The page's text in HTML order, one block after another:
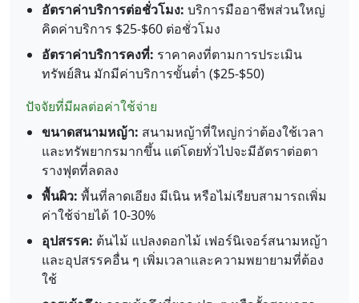
อัตราค่าบริการต่อชั่วโมง: บริการมืออาชีพส่วนใหญ่
คิดค่าบริการ $25-$60 ต่อชั่วโมง
อัตราค่าบริการคงที่: ราคาคงที่ตามการประเมิน
ทรัพย์สิน มักมีค่าบริการขั้นต่ำ ($25-$50)
ปัจจัยที่มีผลต่อค่าใช้จ่าย
ขนาดสนามหญ้า: สนามหญ้าที่ใหญ่กว่าต้องใช้เวลา
และทรัพยากรมากขึ้น แต่โดยทั่วไปจะมีอัตราต่อตา
รางฟุตที่ลดลง
พื้นผิว: พื้นที่ลาดเอียง มีเนิน หรือไม่เรียบสามารถเพิ่ม
ค่าใช้จ่ายได้ 10-30%
อุปสรรค: ต้นไม้ แปลงดอกไม้ เฟอร์นิเจอร์สนามหญ้า
และอุปสรรคอื่น ๆ เพิ่มเวลาและความพยายามที่ต้อง
ใช้